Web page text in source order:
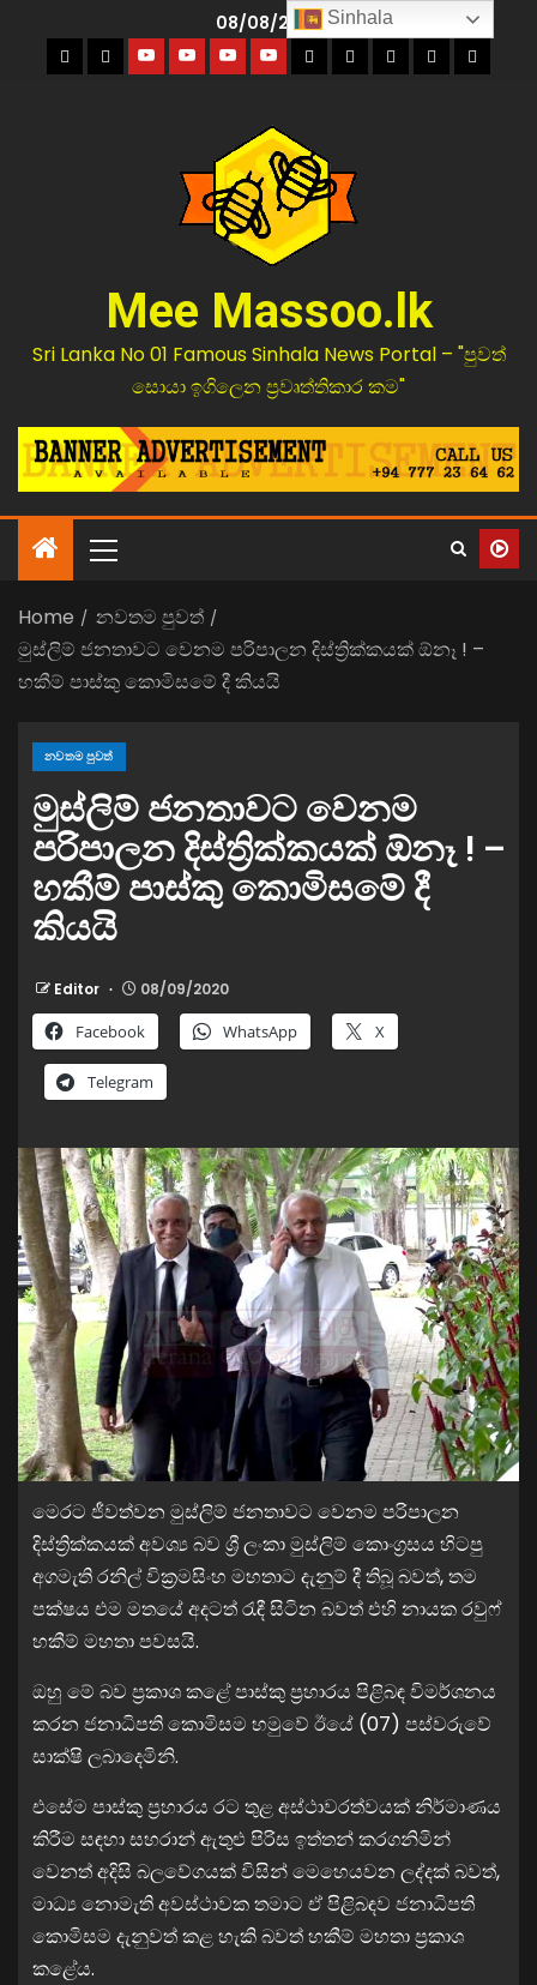
08/08/2026
Mee Massoo.lk
Sri Lanka No 01 Famous Sinhala News Portal – "පුවත්
සොයා ඉගිලෙන ප්‍රවෘත්තිකාර කම"
Home
නවතම පුවත්
මුස්ලිම් ජනතාවට වෙනම පරිපාලන දිස්ත්‍රික්කයක් ඕනෑ ! –
හකීම් පාස්කු කොමිසමේ දී කියයි
නවතම පුවත්
මුස්ලිම් ජනතාවට වෙනම
පරිපාලන දිස්ත්‍රික්කයක් ඕනෑ ! –
හකීම් පාස්කු කොමිසමේ දී
කියයි
Editor 08/09/2020
Facebook WhatsApp X
Telegram
මෙරට ජීවත්වන මුස්ලිම් ජනතාවට වෙනම පරිපාලන
දිස්ත්‍රික්කයක් අවශ්‍ය බව ශ්‍රී ලංකා මුස්ලිම් කොංග්‍රසය හිටපු
අගමැති රනිල් වික්‍රමසිංහ මහතාට දැනුම් දී තිබූ බවත්, තම
පක්ෂය එම මතයේ අදටත් රැඳී සිටින බවත් එහි නායක රවුෆ්
හකීම් මහතා පවසයි.
ඔහු මේ බව ප්‍රකාශ කළේ පාස්කු ප්‍රහාරය පිළිබඳ විමර්ශනය
කරන ජනාධිපති කොමිසම හමුවේ ඊයේ (07) පස්වරුවේ
සාක්ෂි ලබාදෙමිනි.
එසේම පාස්කු ප්‍රහාරය රට තුළ අස්ථාවරත්වයක් නිර්මාණය
කිරීම සඳහා සහරාන් ඇතුළු පිරිස ඉත්තන් කරගනිමින්
වෙනත් අදිසි බලවේගයක් විසින් මෙහෙයවන ලද්දක් බවත්,
මාධ්‍ය නොමැති අවස්ථාවක තමාට ඒ පිළිබඳව ජනාධිපති
කොමිසම දැනුවත් කළ හැකි බවත් හකීම් මහතා ප්‍රකාශ
කළේය.
Sinhala